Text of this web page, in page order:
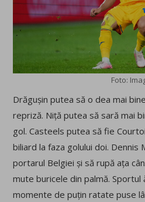
Foto:
Drăgușin putea să o dea mai
repriză. Niță putea să sară mai
gol. Casteels putea să fie
biliard la faza golului doi. Dennis
portarul Belgiei și să rupă ața
mute buricele din palmă.
momente de puțin ratate puse